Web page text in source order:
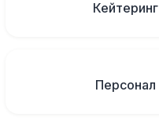
Кейтеринг
Персонал